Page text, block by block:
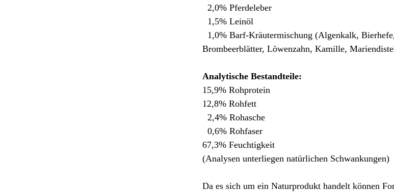
2,0% Pferdeleber
1,5% Leinöl
1,0% Barf-Kräutermischung (Algenkalk,
Brombeerblätter, Löwenzahn, Kamille,
Analytische Bestandteile:
15,9% Rohprotein
12,8% Rohfett
2,4% Rohasche
0,6% Rohfaser
67,3% Feuchtigkeit
(Analysen unterliegen natürlichen Schwankungen)
Da es sich um ein Naturprodukt handelt können